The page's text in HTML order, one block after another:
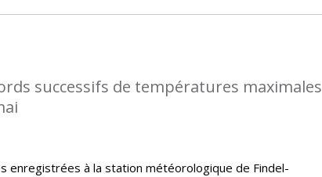
successifs de températures maximales
enregistrées à la station météorologique de Findel-